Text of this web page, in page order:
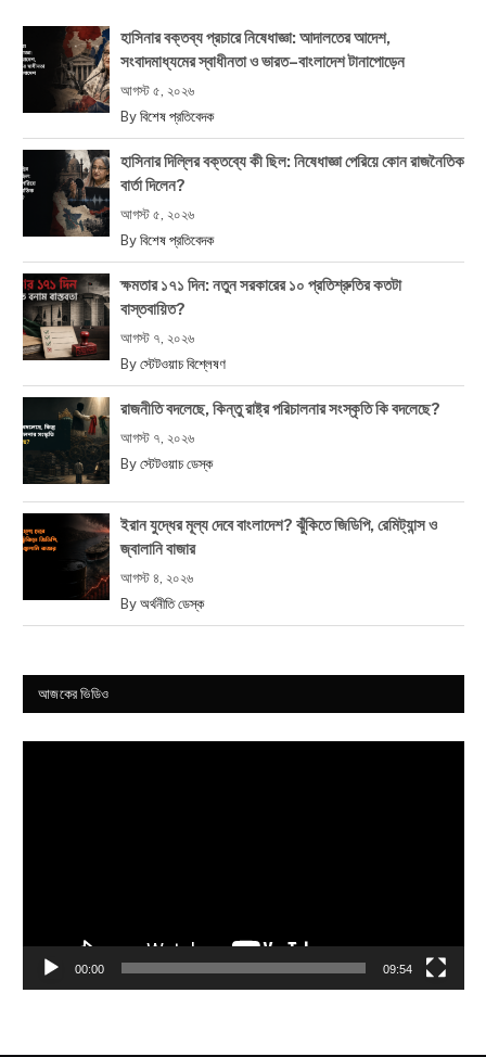
হাসিনার বক্তব্য প্রচারে নিষেধাজ্ঞা: আদালতের আদেশ,
সংবাদমাধ্যমের স্বাধীনতা ও ভারত–বাংলাদেশ টানাপোড়েন
আগস্ট ৫, ২০২৬
By বিশেষ প্রতিবেদক
হাসিনার দিল্লির বক্তব্যে কী ছিল: নিষেধাজ্ঞা পেরিয়ে কোন রাজনৈতিক
বার্তা দিলেন?
আগস্ট ৫, ২০২৬
By বিশেষ প্রতিবেদক
ক্ষমতার ১৭১ দিন: নতুন সরকারের ১০ প্রতিশ্রুতির কতটা
বাস্তবায়িত?
আগস্ট ৭, ২০২৬
By স্টেটওয়াচ বিশ্লেষণ
রাজনীতি বদলেছে, কিন্তু রাষ্ট্র পরিচালনার সংস্কৃতি কি বদলেছে?
আগস্ট ৭, ২০২৬
By স্টেটওয়াচ ডেস্ক
ইরান যুদ্ধের মূল্য দেবে বাংলাদেশ? ঝুঁকিতে জিডিপি, রেমিট্যান্স ও
জ্বালানি বাজার
আগস্ট ৪, ২০২৬
By অর্থনীতি ডেস্ক
আজকের ভিডিও
00:00 09:54